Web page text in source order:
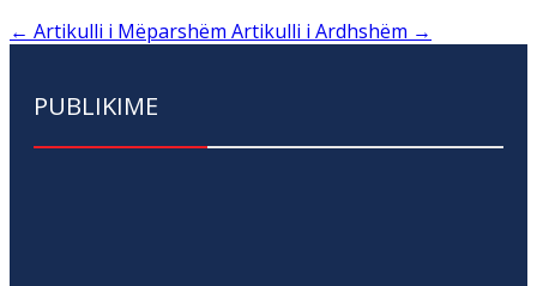
← Artikulli i Mëparshëm Artikulli i Ardhshëm →
PUBLIKIME